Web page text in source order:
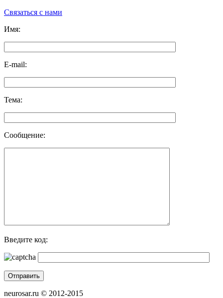
Связаться с нами
Имя:
E-mail:
Тема:
Сообщение:
Введите код:
neurosar.ru © 2012-2015